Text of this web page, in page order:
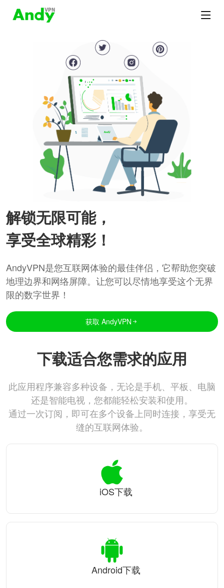
解锁无限可能，
享受全球精彩！
AndyVPN是您互联网体验的最佳伴侣，它帮助您突破
地理边界和网络屏障。让您可以尽情地享受这个无界
限的数字世界！
获取 AndyVPN
下载适合您需求的应用
此应用程序兼容多种设备，无论是手机、平板、电脑
还是智能电视，您都能轻松安装和使用。
通过一次订阅，即可在多个设备上同时连接，享受无
缝的互联网体验。
iOS下载
Android下载